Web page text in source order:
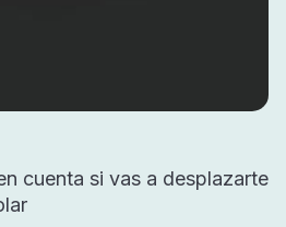
cuenta si vas a desplazarte